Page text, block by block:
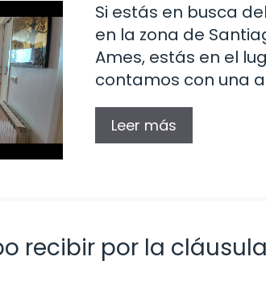
Si estás en busca
en la zona de
Ames, estás en el
contamos con una
Leer más
recibir por la